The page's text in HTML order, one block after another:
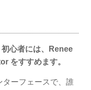
心者には、Renee
をすすめます。
ターフェースで、誰